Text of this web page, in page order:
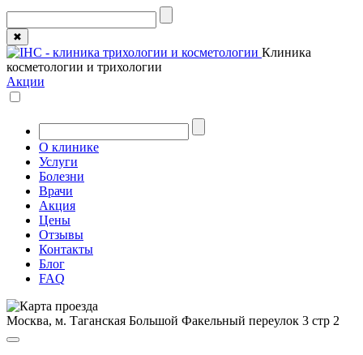
✖
Клиника
косметологии и трихологии
Акции
О клинике
Услуги
Болезни
Врачи
Акция
Цены
Отзывы
Контакты
Блог
FAQ
Москва, м. Таганская Большой Факельный переулок 3 стр 2